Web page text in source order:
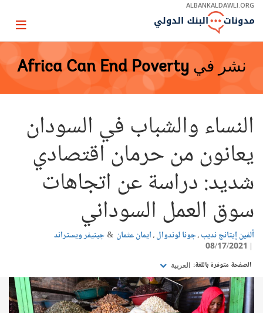
Skip
Main
ALBANKALDAWLI.ORG
Page
نشر في Africa Can End Poverty
النساء والشباب في السودان
يعانون من حرمان اقتصادي
شديد: دراسة عن اتجاهات
سوق العمل السوداني
ألفين إيتانج نديب جونا لوندوال ايمان عثمان جينيفر ويستراند
08/17/2021
الصفحة متوفرة باللغة: العربية